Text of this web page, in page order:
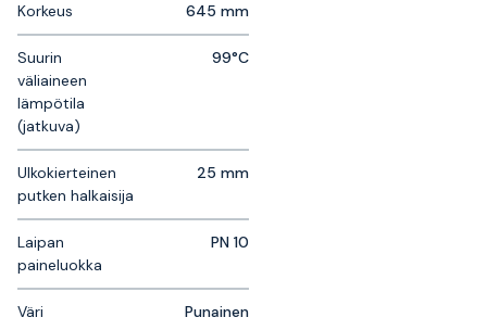
Korkeus 645 mm
Suurin
väliaineen
lämpötila
(jatkuva)
99°C
Ulkokierteinen
putken halkaisija
25 mm
Laipan
paineluokka
PN 10
Väri Punainen